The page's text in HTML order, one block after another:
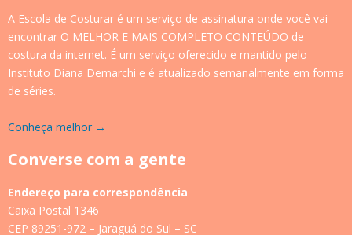
A Escola de Costurar é um serviço de assinatura onde você vai
encontrar O MELHOR E MAIS COMPLETO CONTEÚDO de
costura da internet. É um serviço oferecido e mantido pelo
Instituto Diana Demarchi e é atualizado semanalmente em forma
de séries.
Conheça melhor →
Converse com a gente
Endereço para correspondência
Caixa Postal 1346
CEP 89251-972 – Jaraguá do Sul – SC